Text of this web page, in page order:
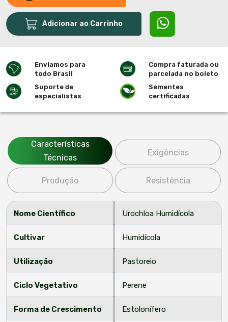
Adicionar ao Carrinho
Enviamos para
todo Brasil
Compra faturada ou
parcelada no boleto
Suporte de
especialistas
Sementes
certificadas
Características
Técnicas
Exigências
Produção Resistência
Nome Científico Urochloa Humidícola
Cultivar Humidícola
Utilização Pastoreio
Ciclo Vegetativo Perene
Forma de Crescimento Estolonífero